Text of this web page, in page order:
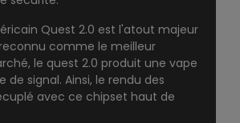
Quest 2.0 est l'atout majeur
comme le meilleur
le quest 2.0 produit une vape
de signal. Ainsi, le rendu des
avec ce chipset haut de